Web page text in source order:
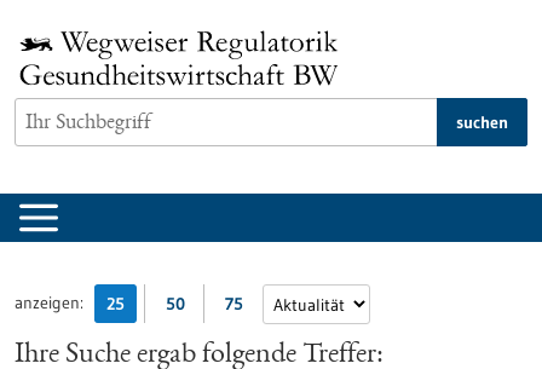
Inhalt
springen
suchen
anzeigen: 25 50 75
Ihre Suche ergab folgende Treffer: